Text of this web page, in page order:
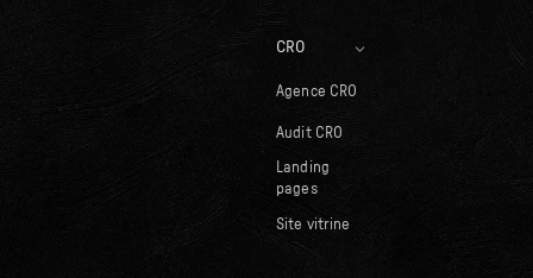
CRO
Agence CRO
Audit CRO
Landing
pages
Site vitrine